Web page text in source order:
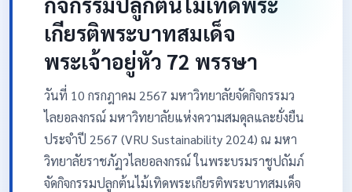
เกียรติพระบาทสมเด็จ
พระเจ้าอยู่หัว 72 พรรษา
วันที่ 10 กรกฎาคม 2567 มหาวิทยาลัยจัดกิจกรรมว
ไลยอลงกรณ์ มหาวิทยาลัยแห่งความสมดุลและยั่งยืน
ประจำปี 2567 (VRU Sustainability 2024) ณ มหา
วิทยาลัยราชภัฏวไลยอลงกรณ์ ในพระบรมราชูปถัมภ์
จัดกิจกรรมปลูกต้นไม้เทิดพระเกียรติพระบาทสมเด็จ